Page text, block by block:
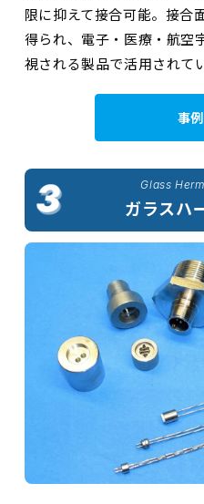
限に抑えて接合可能。接合
得られ、電子・医療・航空
視される製品で活用されて
事
Glass
ガラスハ